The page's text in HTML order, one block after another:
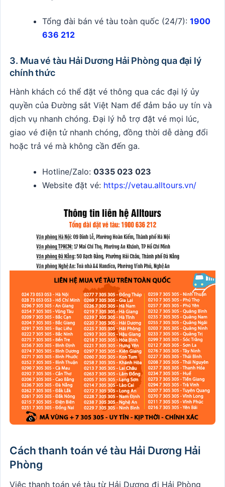
Tổng đài bán vé tàu toàn quốc (24/7):1900
636 212
3. Mua vé tàu Hải Dương Hải Phòng qua đại lý
chính thức
Hành khách có thể đặt vé thông qua các đại lý ủy
quyền của Đường sắt Việt Nam để đảm bảo uy tín và
dịch vụ nhanh chóng. Đại lý hỗ trợ đặt vé mọi lúc,
giao vé điện tử nhanh chóng, đồng thời dễ dàng đổi
hoặc trả vé mà không cần đến ga.
Hotline/Zalo:0335 023 023
Website đặt vé: https://vetau.alltours.vn/
Cách thanh toán vé tàu Hải Dương Hải
Phòng
Việc thanh toán vé tàu từ Hải Dương đi Hải Phòng